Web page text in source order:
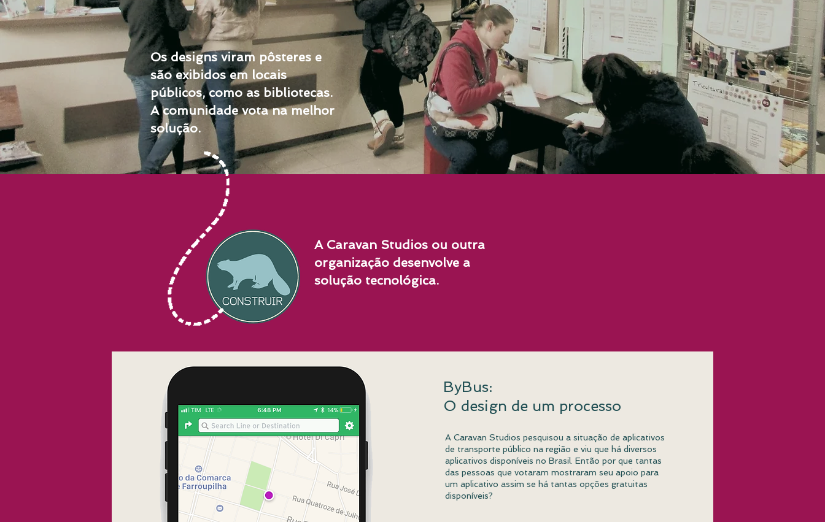
Os designs viram pôsteres e
são exibidos em locais
públicos, como as bibliotecas.
A comunidade vota na melhor
solução.
A Caravan Studios ou outra
organização desenvolve a
solução tecnológica.
ByBus:
O design de um processo
A Caravan Studios pesquisou a situação de aplicativos
de transporte público na região e viu que há diversos
aplicativos disponíveis no Brasil. Então por que tantas
das pessoas que votaram mostraram seu apoio para
um aplicativo assim se há tantas opções gratuitas
disponíveis?